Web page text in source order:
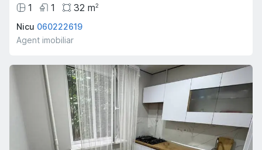
1
1 32 m2
Nicu 060222619
Agent imobiliar